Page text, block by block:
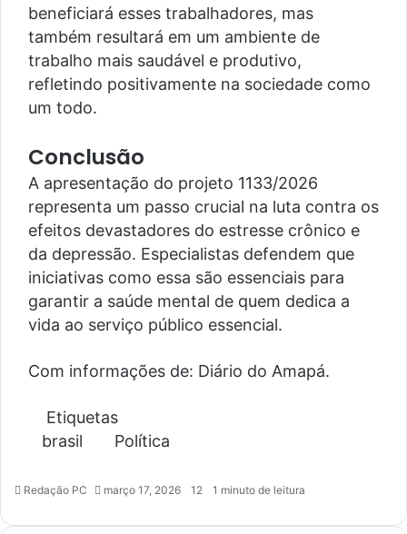
beneficiará esses trabalhadores, mas
também resultará em um ambiente de
trabalho mais saudável e produtivo,
refletindo positivamente na sociedade como
um todo.
Conclusão
A apresentação do projeto 1133/2026
representa um passo crucial na luta contra os
efeitos devastadores do estresse crônico e
da depressão. Especialistas defendem que
iniciativas como essa são essenciais para
garantir a saúde mental de quem dedica a
vida ao serviço público essencial.
Com informações de: Diário do Amapá.
Etiquetas
brasil
Política
Redação PC março 17, 2026 12 1 minuto de leitura